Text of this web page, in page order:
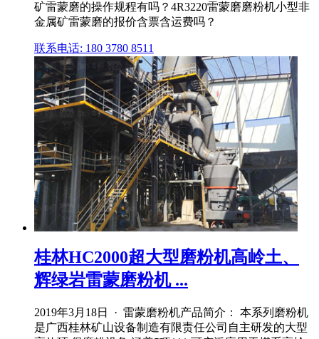
矿雷蒙磨的操作规程有吗？4R3220雷蒙磨磨粉机小型非
金属矿雷蒙磨的报价含票含运费吗？
联系电话: 180 3780 8511
桂林HC2000超大型磨粉机高岭土、
辉绿岩雷蒙磨粉机 ...
2019年3月18日 · 雷蒙磨粉机产品简介： 本系列磨粉机
是广西桂林矿山设备制造有限责任公司自主研发的大型